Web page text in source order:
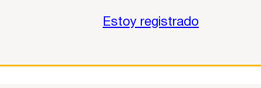
Estoy registrado